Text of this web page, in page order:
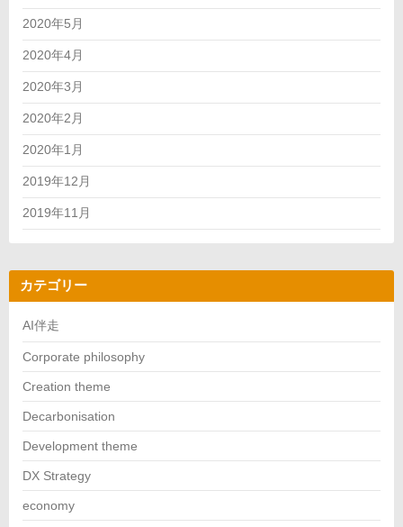
2020年5月
2020年4月
2020年3月
2020年2月
2020年1月
2019年12月
2019年11月
カテゴリー
AI伴走
Corporate philosophy
Creation theme
Decarbonisation
Development theme
DX Strategy
economy